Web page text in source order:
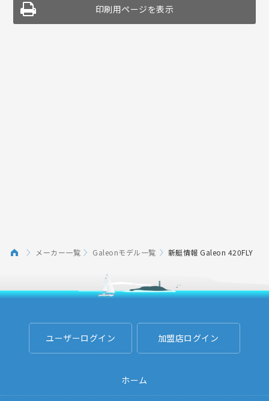
印刷用ページを表示
メーカー一覧 Galeonモデル一覧 新艇情報 Galeon 420FLY
ユーザーログイン 加盟店ログイン
ホーム